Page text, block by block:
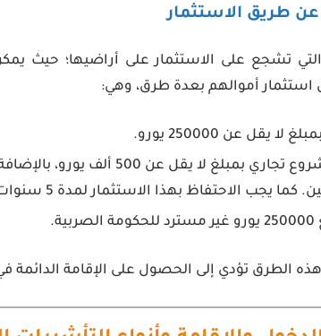
تشجع على الاستثمار على أراضيها؛ حيث
استثمار أموالهم بعدة طرق، وهي:
يقل عن 250000 يورو.
يجب الاحتفاظ بهذا الاستثمار لمدة 5 سنوات.
هذه الطرق تؤدي إلى الحصول على الإقامة الدائمة